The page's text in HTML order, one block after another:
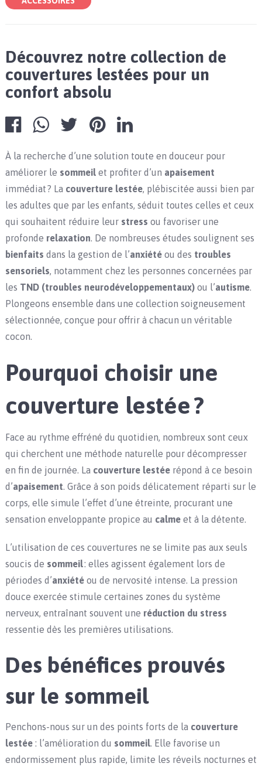
Découvrez notre collection de
couvertures lestées pour un
confort absolu
À la recherche d’une solution toute en douceur pour
améliorer le sommeilet profiter d’un apaisement
immédiat ? La couverture lestée, plébiscitée aussi bien par
les adultes que par les enfants, séduit toutes celles et ceux
qui souhaitent réduire leur stress ou favoriser une
profonde relaxation. De nombreuses études soulignent ses
bienfaits dans la gestion de l’anxiétéou des troubles
sensoriels, notamment chez les personnes concernées par
les TND (troubles neurodéveloppementaux)ou l’autisme.
Plongeons ensemble dans une collection soigneusement
sélectionnée, conçue pour offrir à chacun un véritable
cocon.
Pourquoi choisir une
couverture lestée ?
Face au rythme effréné du quotidien, nombreux sont ceux
qui cherchent une méthode naturelle pour décompresser
en fin de journée. La couverture lestéerépond à ce besoin
d’apaisement. Grâce à son poids délicatement réparti sur le
corps, elle simule l’effet d’une étreinte, procurant une
sensation enveloppante propice au calmeet à la détente.
L’utilisation de ces couvertures ne se limite pas aux seuls
soucis de sommeil: elles agissent également lors de
périodes d’anxiétéou de nervosité intense. La pression
douce exercée stimule certaines zones du système
nerveux, entraînant souvent une réduction du stress
ressentie dès les premières utilisations.
Des bénéfices prouvés
sur le sommeil
Penchons-nous sur un des points forts de la couverture
lestée: l’amélioration du sommeil. Elle favorise un
endormissement plus rapide, limite les réveils nocturnes et